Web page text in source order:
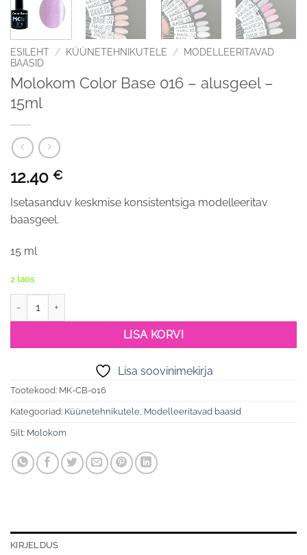
ESILEHT / KÜÜNETEHNIKUTELE /
MODELLEERITAVAD
BAASID
Molokom Color Base 016 – alusgeel –
15ml
12.40 €
Isetasanduv keskmise konsistentsiga modelleeritav
baasgeel.
15 ml
2 laos
LISA KORVI
Lisa soovinimekirja
Tootekood: MK-CB-016
Kategooriad: Küünetehnikutele Modelleeritavad baasid
Silt: Molokom
KIRJELDUS